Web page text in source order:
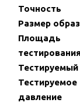
Точность
Размер
Площадь
тестирования
Тестируемый
Тестируемое
давление